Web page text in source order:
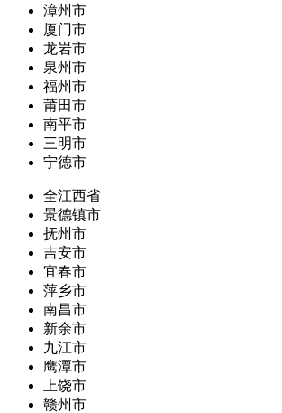
漳州市
厦门市
龙岩市
泉州市
福州市
莆田市
南平市
三明市
宁德市
全江西省
景德镇市
抚州市
吉安市
宜春市
萍乡市
南昌市
新余市
九江市
鹰潭市
上饶市
赣州市